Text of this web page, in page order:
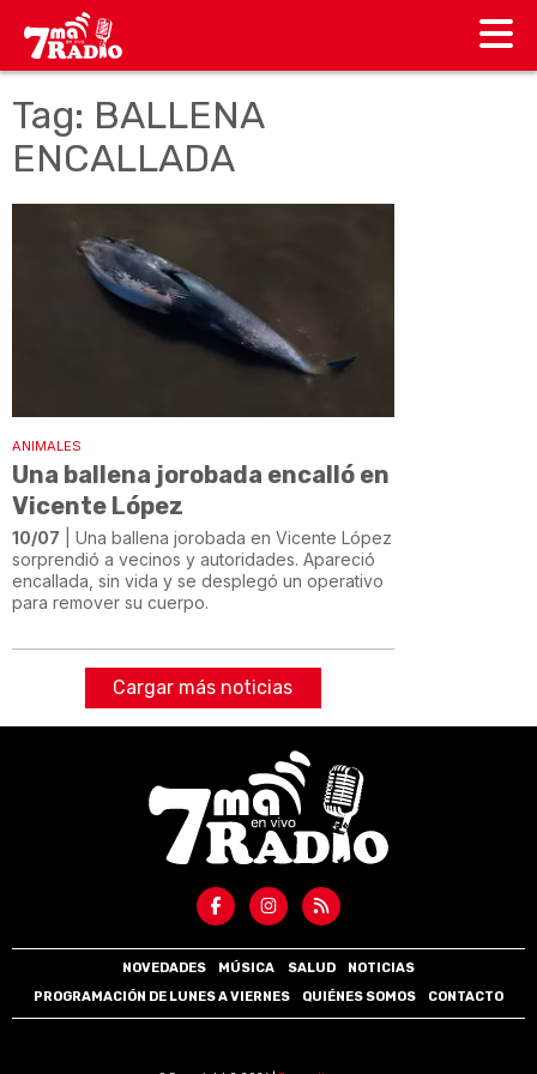
Tag: BALLENA
ENCALLADA
ANIMALES
Una ballena jorobada encalló en
Vicente López
10/07 | Una ballena jorobada en Vicente López
sorprendió a vecinos y autoridades. Apareció
encallada, sin vida y se desplegó un operativo
para remover su cuerpo.
Cargar más noticias
NOVEDADES MÚSICA SALUD
NOTICIAS
PROGRAMACIÓN DE LUNES A VIERNES
QUIÉNES SOMOS CONTACTO